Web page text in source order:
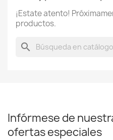
¡Estate atento!
productos.
search
Infórmese de
ofertas especiales